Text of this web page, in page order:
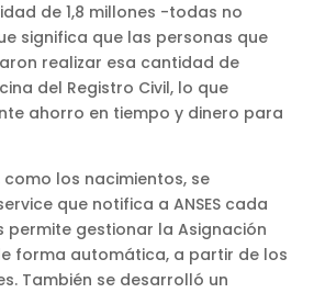
de 1,8 millones -todas no
significa que las personas que
realizar esa cantidad de
del Registro Civil, lo que
ahorro en tiempo y dinero para
los nacimientos, se
que notifica a ANSES cada
permite gestionar la Asignación
forma automática, a partir de los
También se desarrolló un